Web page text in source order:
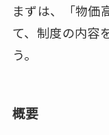
まずは、「物価
て、制度の内容
う。
概要